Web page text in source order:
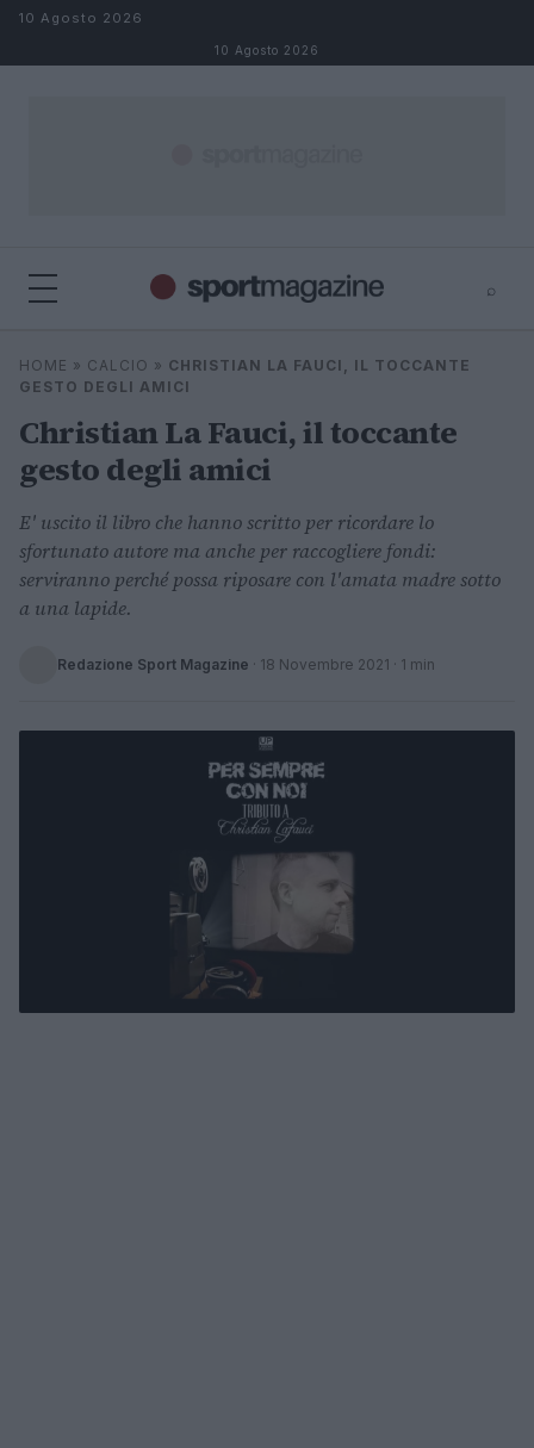
Salta al contenuto
10 Agosto 2026
10 Agosto 2026
⌕
Cerca
⌕
HOME » CALCIO » CHRISTIAN LA FAUCI, IL TOCCANTE
GESTO DEGLI AMICI
Christian La Fauci, il toccante
gesto degli amici
E' uscito il libro che hanno scritto per ricordare lo
sfortunato autore ma anche per raccogliere fondi:
serviranno perché possa riposare con l'amata madre sotto
a una lapide.
Redazione Sport Magazine · 18 Novembre 2021 · 1 min